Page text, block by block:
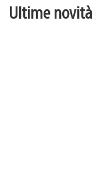
Ultime novità